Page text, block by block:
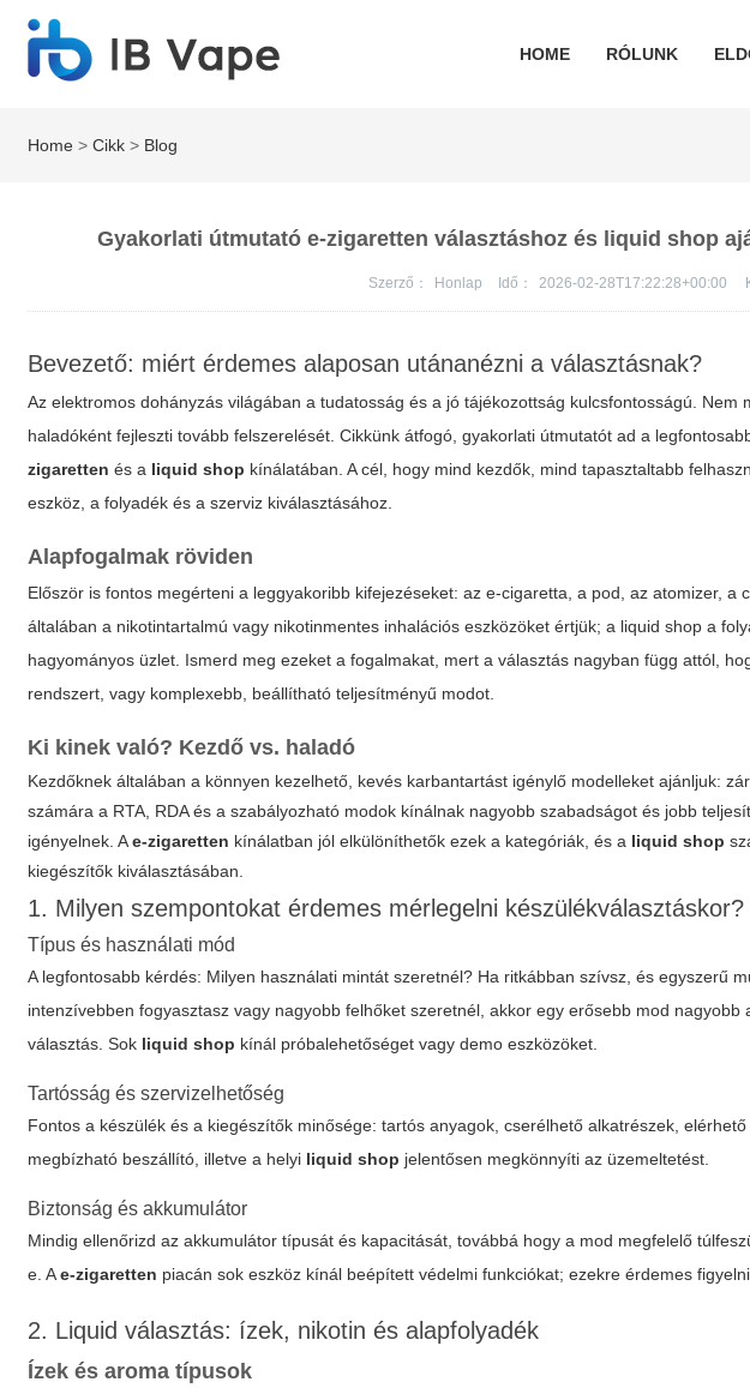
HOME RÓLUNK
Home >Cikk > Blog
Gyakorlati útmutató e-zigaretten választáshoz és liquid shop
Szerző： Honlap Idő： 2026-02-28T17:22:28+00:00
Bevezető: miért érdemes alaposan utánanézni a választásnak?
Az elektromos dohányzás világában a tudatosság és a jó tájékozottság kulcsfontosságú. Nem
haladóként fejleszti tovább felszerelését. Cikkünk átfogó, gyakorlati útmutatót ad a
zigaretten és a liquid shop kínálatában. A cél, hogy mind kezdők, mind tapasztaltabb
eszköz, a folyadék és a szerviz kiválasztásához.
Alapfogalmak röviden
Először is fontos megérteni a leggyakoribb kifejezéseket: az e-cigaretta, a pod, az atomizer, a
általában a nikotintartalmú vagy nikotinmentes inhalációs eszközöket értjük; a liquid shop a
hagyományos üzlet. Ismerd meg ezeket a fogalmakat, mert a választás nagyban függ attól,
rendszert, vagy komplexebb, beállítható teljesítményű modot.
Ki kinek való? Kezdő vs. haladó
Kezdőknek általában a könnyen kezelhető, kevés karbantartást igénylő modelleket ajánljuk:
számára a RTA, RDA és a szabályozható modok kínálnak nagyobb szabadságot és jobb
igényelnek. Ae-zigaretten kínálatban jól elkülöníthetők ezek a kategóriák, és a liquid shop
kiegészítők kiválasztásában.
1. Milyen szempontokat érdemes mérlegelni készülékválasztáskor?
Típus és használati mód
A legfontosabb kérdés: Milyen használati mintát szeretnél? Ha ritkábban szívsz, és egyszerű
intenzívebben fogyasztasz vagy nagyobb felhőket szeretnél, akkor egy erősebb mod
választás. Sok liquid shop kínál próbalehetőséget vagy demo eszközöket.
Tartósság és szervizelhetőség
Fontos a készülék és a kiegészítők minősége: tartós anyagok, cserélhető alkatrészek,
megbízható beszállító, illetve a helyi liquid shop jelentősen megkönnyíti az üzemeltetést.
Biztonság és akkumulátor
Mindig ellenőrizd az akkumulátor típusát és kapacitását, továbbá hogy a mod megfelelő
e. Ae-zigaretten piacán sok eszköz kínál beépített védelmi funkciókat; ezekre érdemes
2. Liquid választás: ízek, nikotin és alapfolyadék
Ízek és aroma típusok